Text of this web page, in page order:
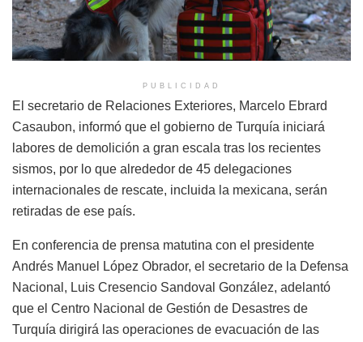
PUBLICIDAD
El secretario de Relaciones Exteriores, Marcelo Ebrard
Casaubon, informó que el gobierno de Turquía iniciará
labores de demolición a gran escala tras los recientes
sismos, por lo que alrededor de 45 delegaciones
internacionales de rescate, incluida la mexicana, serán
retiradas de ese país.
En conferencia de prensa matutina con el presidente
Andrés Manuel López Obrador, el secretario de la Defensa
Nacional, Luis Cresencio Sandoval González, adelantó
que el Centro Nacional de Gestión de Desastres de
Turquía dirigirá las operaciones de evacuación de las